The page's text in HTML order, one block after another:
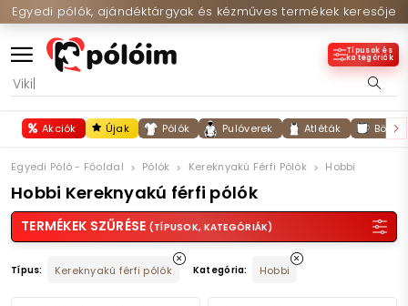
Egyedi pólók, ajándéktárgyak és kézműves termékek keresője
Típusok és
kategóriák
Akciók Újak Pólók Pulóverek Atléták
Egyedi Póló - Főoldal Pólók Kereknyakú Férfi Pólók Hobbi
Hobbi Kereknyakú férfi pólók
TERMÉKEK SZŰRÉSE (TÍPUSOK, KATEGÓRIÁK)
Típus: Kereknyakú férfi pólók Kategória: Hobbi